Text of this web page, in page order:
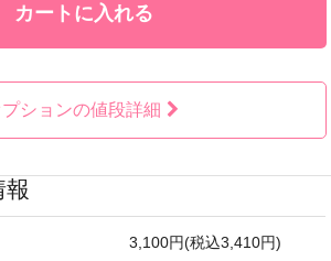
カートに入れる
プションの値段詳細
3,100円(税込3,410円)